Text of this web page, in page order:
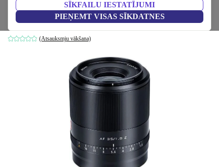
SĪKFAILU IESTATĪJUMI
PIEŅEMT VISAS SĪKDATNES
Viltrox AF 35mm 1.8
Nikon Z | Melns
(Atsauksmju vākšana)